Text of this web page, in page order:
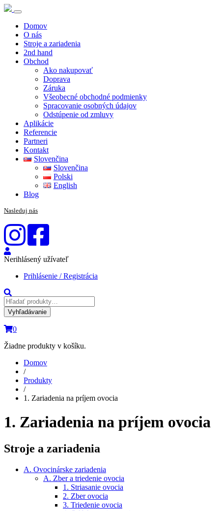
Domov
O nás
Stroje a zariadenia
2nd hand
Obchod
Ako nakupovať
Doprava
Záruka
Všeobecné obchodné podmienky
Spracovanie osobných údajov
Odstúpenie od zmluvy
Aplikácie
Referencie
Partneri
Kontakt
Slovenčina
Slovenčina
Polski
English
Blog
Nasleduj nás
Nerihlásený užívateľ
Prihlásenie / Registrácia
Vyhľadávanie
0
Žiadne produkty v košíku.
Domov
/
Produkty
/
1. Zariadenia na príjem ovocia
1. Zariadenia na príjem ovocia
Stroje a zariadenia
A. Ovocinárske zariadenia
A. Zber a triedenie ovocia
1. Striasanie ovocia
2. Zber ovocia
3. Triedenie ovocia